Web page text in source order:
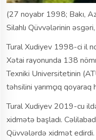
(27 noyabr 1998; Bakı,
Silahlı Qüvvələrinin
Tural Xudiyev 1998-ci il
Xətai rayonunda 138
Texniki Universitetinin
təhsilini yarımçıq
Tural Xudiyev 2019-cu
xidmətə başladı.
Qüvvələrdə xidmət edirdi.